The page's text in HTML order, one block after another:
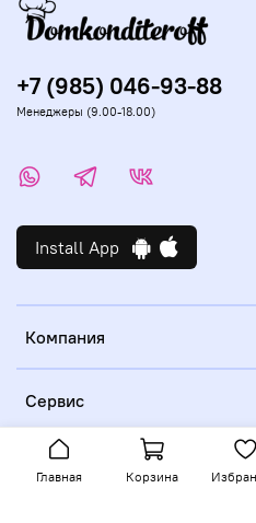
Компания
Сервис
Install App
+7 (985) 046-93-88
Менеджеры (9.00-18.00)
Главная Корзина